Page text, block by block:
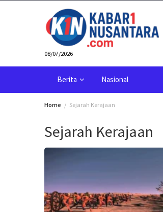
08/07/2026
Berita Nasional
Home Sejarah Kerajaan
Sejarah Kerajaan